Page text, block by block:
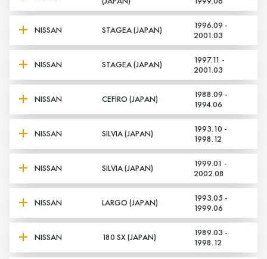
NISSAN STAGEA (JAPAN)
1996.09 -
2001.03
NISSAN STAGEA (JAPAN)
1997.11 -
2001.03
NISSAN CEFIRO (JAPAN)
1988.09 -
1994.06
NISSAN SILVIA (JAPAN)
1993.10 -
1998.12
NISSAN SILVIA (JAPAN)
1999.01 -
2002.08
NISSAN LARGO (JAPAN)
1993.05 -
1999.06
NISSAN 180 SX (JAPAN)
1989.03 -
1998.12